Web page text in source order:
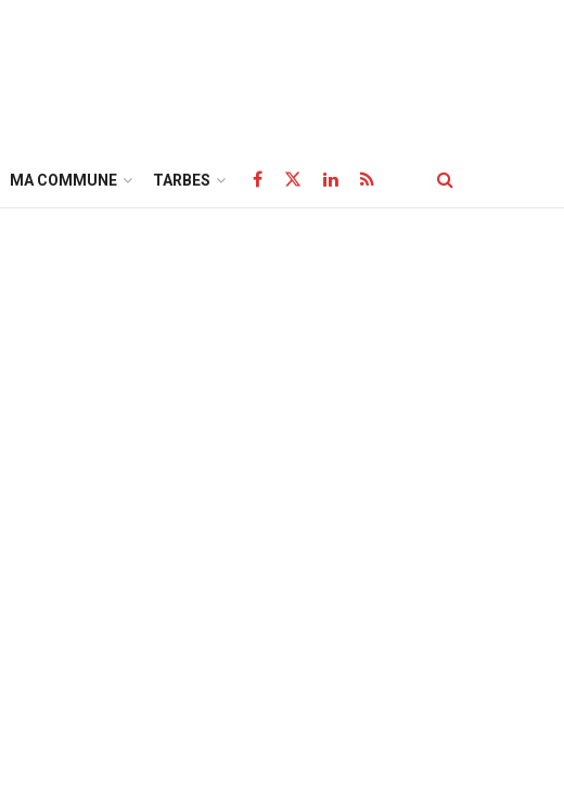
MA COMMUNE TARBES